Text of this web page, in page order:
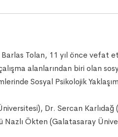
Tolan, 11 yıl önce vefat
alanlarından biri olan
Sosyal Psikolojik
Dr. Sercan Karlıdağ
Ökten (Galatasaray